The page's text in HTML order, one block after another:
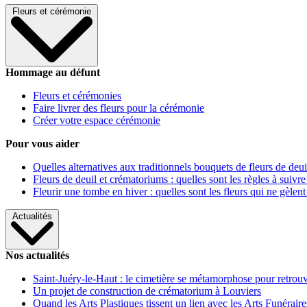
Fleurs et cérémonie
Hommage au défunt
Fleurs et cérémonies
Faire livrer des fleurs pour la cérémonie
Créer votre espace cérémonie
Pour vous aider
Quelles alternatives aux traditionnels bouquets de fleurs de
Fleurs de deuil et crématoriums : quelles sont les règles à
Fleurir une tombe en hiver : quelles sont les fleurs qui ne gèlent
Actualités
Nos actualités
Saint-Juéry-le-Haut : le cimetière se métamorphose pour
Un projet de construction de crématorium à Louviers
Quand les Arts Plastiques tissent un lien avec les Arts